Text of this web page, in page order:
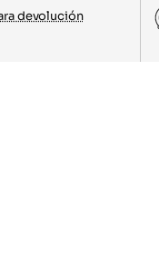
devolución